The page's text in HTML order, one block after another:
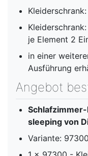
je Element 2
in einer
Ausführung
Angebot
sleeping von
Variante: 97300